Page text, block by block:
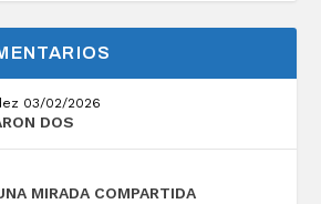
03/02/2026
DOS
MIRADA COMPARTIDA